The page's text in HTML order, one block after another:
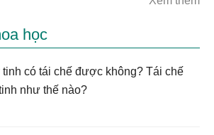
học
tinh có tái chế được không? Tái chế
như thế nào?